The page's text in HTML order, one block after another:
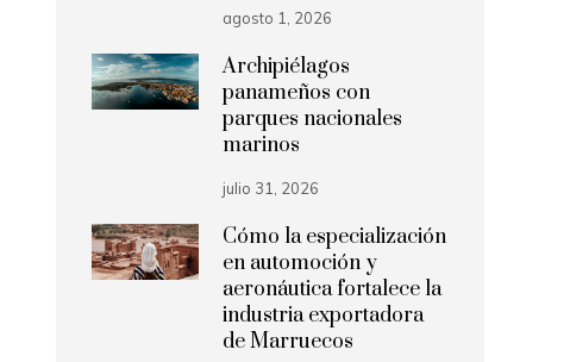
agosto 1, 2026
Archipiélagos
panameños con
parques nacionales
marinos
julio 31, 2026
Cómo la especialización
en automoción y
aeronáutica fortalece la
industria exportadora
de Marruecos